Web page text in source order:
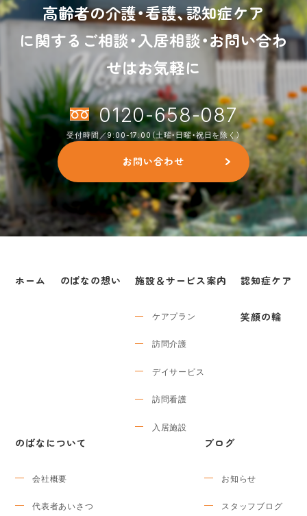
高齢者の介護・看護、認知症ケア
に関するご相談・入居相談・お問い合わ
せはお気軽に
0120-658-087
受付時間／9:00-17:00（土曜・日曜・祝日を除く）
お問い合わせ
ホーム のばなの想い 施設＆サービス案内
ケアプラン
訪問介護
デイサービス
訪問看護
入居施設
認知症ケア
笑顔の輪
のばなについて
会社概要
代表者あいさつ
ブログ
お知らせ
スタッフブログ